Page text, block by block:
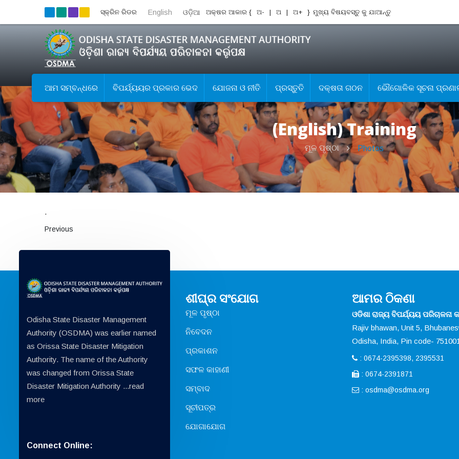
ସ୍କ୍ରିନ ରିଡର English ଓଡ଼ିଆ ଅକ୍ଷର ଆକାର { ଅ- | ଅ | ଅ+ } ମୁଖ୍ୟ ବିଷୟବସ୍ତୁ କୁ ଯାଆନ୍ତୁ
ଆମ ସମ୍ବନ୍ଧରେ ବିପର୍ଯ୍ୟୟର ପ୍ରକାର ଭେଦ ଯୋଜନା ଓ ନୀତି ପ୍ରସ୍ତୁତି ଦକ୍ଷତା ଗଠନ ଭୌଗୋଳିକ ସୂଚନା
(English) Training
ମୂଳ ପୃଷ୍ଠା Photos
.
Previous
Odisha State Disaster Management
Authority (OSDMA) was earlier named
as Orissa State Disaster Mitigation
Authority. The name of the Authority
was changed from Orissa State
Disaster Mitigation Authority ...read
more
Connect Online:
ଶୀଘ୍ର ସଂଯୋଗ
ମୂଳ ପୃଷ୍ଠା
ନିବେଦନ
ପ୍ରକାଶନ
ସଫଳ କାହାଣୀ
ସମ୍ବାଦ
ସୂଚୀପତ୍ର
ଯୋଗାଯୋଗ
ଆମର ଠିକଣା
ଓଡିଶା ରାଜ୍ୟ ବିପର୍ଯ୍ୟୟ ପରିଚାଳନା
Rajiv bhawan, Unit 5,
Odisha, India, Pin code- 751001
: 0674-2395398, 2395531
: 0674-2391871
: osdma@osdma.org